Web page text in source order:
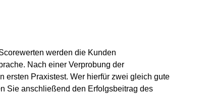
werden die Kunden
Nach einer Verprobung der
ersten Praxistest. Wer hierfür zwei gleich gute
Sie anschließend den Erfolgsbeitrag des